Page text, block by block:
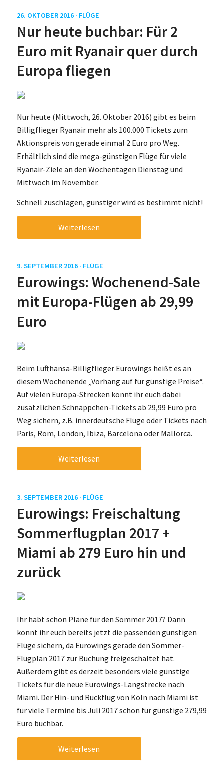
26. OKTOBER 2016 · FLÜGE
Nur heute buchbar: Für 2
Euro mit Ryanair quer durch
Europa fliegen
Nur heute (Mittwoch, 26. Oktober 2016) gibt es beim
Billigflieger Ryanair mehr als 100.000 Tickets zum
Aktionspreis von gerade einmal 2 Euro pro Weg.
Erhältlich sind die mega-günstigen Flüge für viele
Ryanair-Ziele an den Wochentagen Dienstag und
Mittwoch im November.
Schnell zuschlagen, günstiger wird es bestimmt nicht!
Weiterlesen
9. SEPTEMBER 2016 · FLÜGE
Eurowings: Wochenend-Sale
mit Europa-Flügen ab 29,99
Euro
Beim Lufthansa-Billigflieger Eurowings heißt es an
diesem Wochenende „Vorhang auf für günstige Preise“.
Auf vielen Europa-Strecken könnt ihr euch dabei
zusätzlichen Schnäppchen-Tickets ab 29,99 Euro pro
Weg sichern, z.B. innerdeutsche Flüge oder Tickets nach
Paris, Rom, London, Ibiza, Barcelona oder Mallorca.
Weiterlesen
3. SEPTEMBER 2016 · FLÜGE
Eurowings: Freischaltung
Sommerflugplan 2017 +
Miami ab 279 Euro hin und
zurück
Ihr habt schon Pläne für den Sommer 2017? Dann
könnt ihr euch bereits jetzt die passenden günstigen
Flüge sichern, da Eurowings gerade den Sommer-
Flugplan 2017 zur Buchung freigeschaltet hat.
Außerdem gibt es derzeit besonders viele günstige
Tickets für die neue Eurowings-Langstrecke nach
Miami. Der Hin- und Rückflug von Köln nach Miami ist
für viele Termine bis Juli 2017 schon für günstige 279,99
Euro buchbar.
Weiterlesen